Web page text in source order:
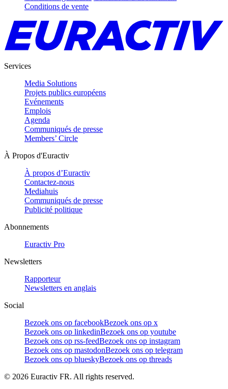
Conditions de vente
Services
Media Solutions
Projets publics européens
Evénements
Emplois
Agenda
Communiqués de presse
Members’ Circle
À Propos d'Euractiv
À propos d’Euractiv
Contactez-nous
Mediahuis
Communiqués de presse
Publicité politique
Abonnements
Euractiv Pro
Newsletters
Rapporteur
Newsletters en anglais
Social
Bezoek ons op facebookBezoek ons op x
Bezoek ons op linkedinBezoek ons op youtube
Bezoek ons op rss-feedBezoek ons op instagram
Bezoek ons op mastodonBezoek ons op telegram
Bezoek ons op blueskyBezoek ons op threads
© 2026 Euractiv FR. All rights reserved.